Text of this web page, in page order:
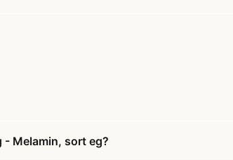
- Melamin, sort eg?